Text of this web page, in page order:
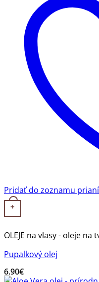
Pridať do zoznamu prianí
+
OLEJE na vlasy - oleje na
Pupalkový olej
6.90€